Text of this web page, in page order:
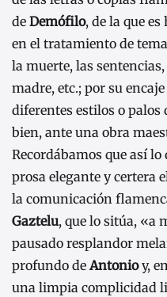
de Demófilo, de la que
en el tratamiento de
la muerte, las
madre, etc.; por su
diferentes estilos o palos
bien, ante una obra
Recordábamos que así
prosa elegante y certera
la comunicación
Gaztelu, que lo sitúa, «a
pausado resplandor
profundo deAntonioy,
una limpia complicidad